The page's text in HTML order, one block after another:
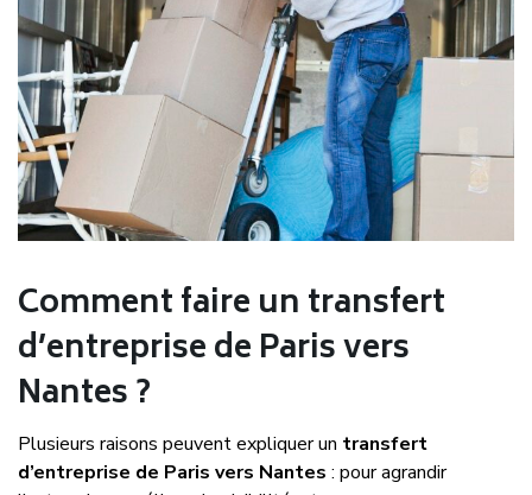
Comment faire un transfert
d’entreprise de Paris vers
Nantes ?
Plusieurs raisons peuvent expliquer un transfert
d’entreprise de Paris vers Nantes : pour agrandir